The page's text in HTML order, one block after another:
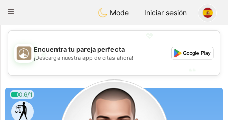
B ahebik
Toggle
Mode Iniciar sesión
💖
💕
Encuentra tu pareja perfecta
¡Descarga nuestra app de citas ahora!
0.6/1